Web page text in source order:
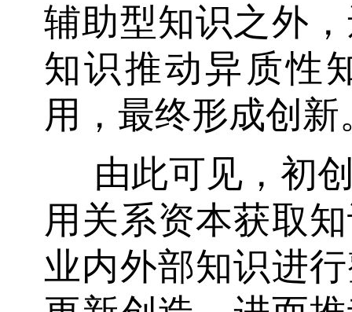
辅助型知识之外
知识推动异质性
用，最终形成创新
由此可见，初
用关系资本获取
业内外部知识进